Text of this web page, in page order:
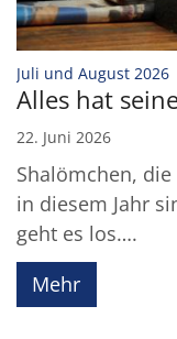
Juli und August 2026:
Alles hat
22. Juni 2026
Shalömchen,
in diesem Jahr
geht es los….
Mehr